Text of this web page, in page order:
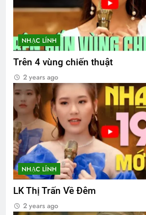
NHẠC LÍNH
Trên 4 vùng chiến thuật
2 years ago
NHẠC LÍNH
LK Thị Trấn Về Đêm
2 years ago